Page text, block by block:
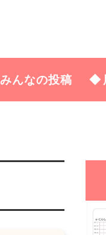
みんなの投稿